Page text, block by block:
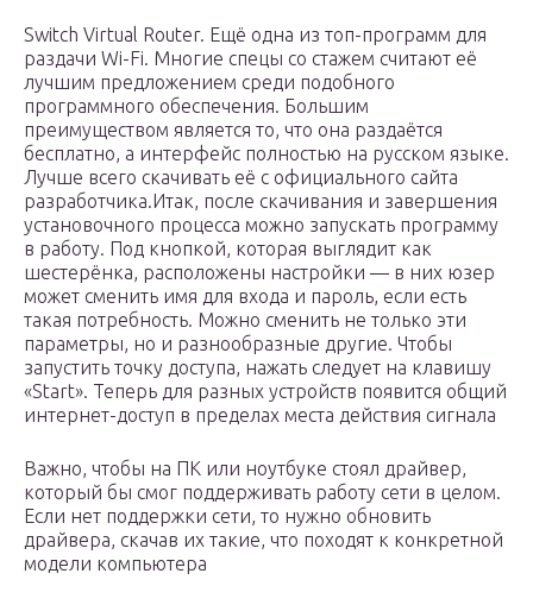
Switch Virtual Router. Ещё одна из топ-программ для
раздачи Wi-Fi. Многие спецы со стажем считают её
лучшим предложением среди подобного
программного обеспечения. Большим
преимуществом является то, что она раздаётся
бесплатно, а интерфейс полностью на русском языке.
Лучше всего скачивать её с официального сайта
разработчика.Итак, после скачивания и завершения
установочного процесса можно запускать программу
в работу. Под кнопкой, которая выглядит как
шестерёнка, расположены настройки — в них юзер
может сменить имя для входа и пароль, если есть
такая потребность. Можно сменить не только эти
параметры, но и разнообразные другие. Чтобы
запустить точку доступа, нажать следует на клавишу
«Start». Теперь для разных устройств появится общий
интернет-доступ в пределах места действия сигнала
Важно, чтобы на ПК или ноутбуке стоял драйвер,
который бы смог поддерживать работу сети в целом.
Если нет поддержки сети, то нужно обновить
драйвера, скачав их такие, что походят к конкретной
модели компьютера